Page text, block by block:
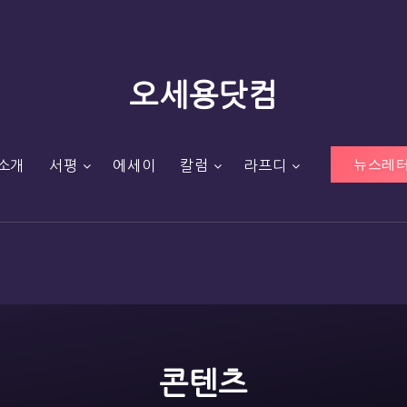
오세용닷컴
개 서평 에세이 칼럼 라프디 뉴스레
콘텐츠